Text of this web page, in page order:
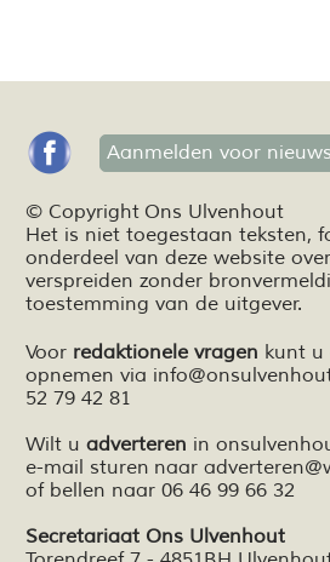
Aanmelden voor
© Copyright Ons Ulvenhout
Het is niet toegestaan teksten,
onderdeel van deze website
verspreiden zonder
toestemming van de uitgever.
Voor redaktionele vragen kunt u
opnemen via
52 79 42 81
Wilt u adverteren in
e-mail sturen naar
of bellen naar 06 46 99 66 32
Secretariaat Ons Ulvenhout